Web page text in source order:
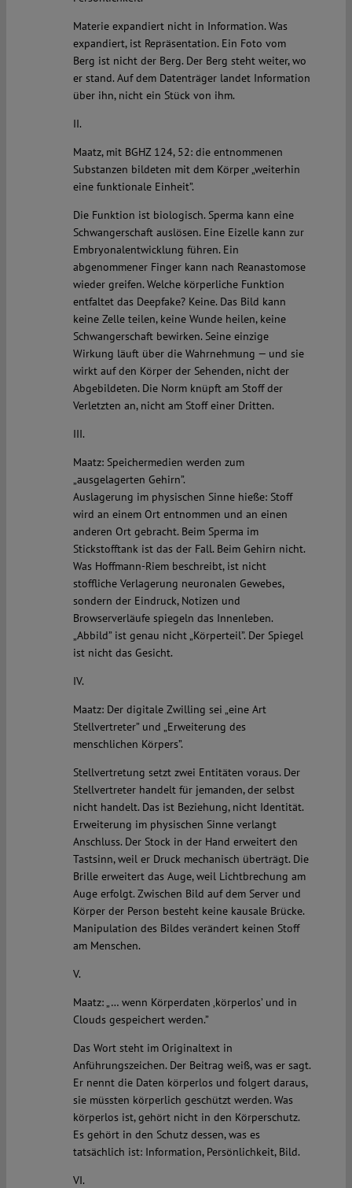
Materie expandiert nicht in Information. Was
expandiert, ist Repräsentation. Ein Foto vom
Berg ist nicht der Berg. Der Berg steht weiter, wo
er stand. Auf dem Datenträger landet Information
über ihn, nicht ein Stück von ihm.
II.
Maatz, mit BGHZ 124, 52: die entnommenen
Substanzen bildeten mit dem Körper „weiterhin
eine funktionale Einheit”.
Die Funktion ist biologisch. Sperma kann eine
Schwangerschaft auslösen. Eine Eizelle kann zur
Embryonalentwicklung führen. Ein
abgenommener Finger kann nach Reanastomose
wieder greifen. Welche körperliche Funktion
entfaltet das Deepfake? Keine. Das Bild kann
keine Zelle teilen, keine Wunde heilen, keine
Schwangerschaft bewirken. Seine einzige
Wirkung läuft über die Wahrnehmung — und sie
wirkt auf den Körper der Sehenden, nicht der
Abgebildeten. Die Norm knüpft am Stoff der
Verletzten an, nicht am Stoff einer Dritten.
III.
Maatz: Speichermedien werden zum
„ausgelagerten Gehirn”.
Auslagerung im physischen Sinne hieße: Stoff
wird an einem Ort entnommen und an einen
anderen Ort gebracht. Beim Sperma im
Stickstofftank ist das der Fall. Beim Gehirn nicht.
Was Hoffmann-Riem beschreibt, ist nicht
stoffliche Verlagerung neuronalen Gewebes,
sondern der Eindruck, Notizen und
Browserverläufe spiegeln das Innenleben.
„Abbild” ist genau nicht „Körperteil”. Der Spiegel
ist nicht das Gesicht.
IV.
Maatz: Der digitale Zwilling sei „eine Art
Stellvertreter” und „Erweiterung des
menschlichen Körpers”.
Stellvertretung setzt zwei Entitäten voraus. Der
Stellvertreter handelt für jemanden, der selbst
nicht handelt. Das ist Beziehung, nicht Identität.
Erweiterung im physischen Sinne verlangt
Anschluss. Der Stock in der Hand erweitert den
Tastsinn, weil er Druck mechanisch überträgt. Die
Brille erweitert das Auge, weil Lichtbrechung am
Auge erfolgt. Zwischen Bild auf dem Server und
Körper der Person besteht keine kausale Brücke.
Manipulation des Bildes verändert keinen Stoff
am Menschen.
V.
Maatz: „… wenn Körperdaten ‚körperlos’ und in
Clouds gespeichert werden.”
Das Wort steht im Originaltext in
Anführungszeichen. Der Beitrag weiß, was er sagt.
Er nennt die Daten körperlos und folgert daraus,
sie müssten körperlich geschützt werden. Was
körperlos ist, gehört nicht in den Körperschutz.
Es gehört in den Schutz dessen, was es
tatsächlich ist: Information, Persönlichkeit, Bild.
VI.